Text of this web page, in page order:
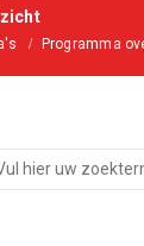
Programma
Zoeken